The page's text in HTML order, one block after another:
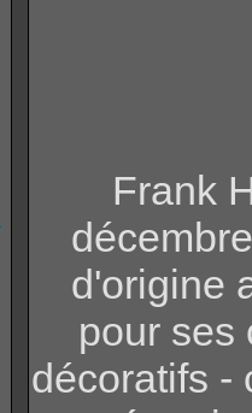
Frank
d'origine
pour ses
décoratifs -